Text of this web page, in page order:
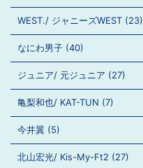
WEST./ ジャニーズWEST (23)
なにわ男子 (40)
ジュニア/ 元ジュニア (27)
亀梨和也/ KAT-TUN (7)
今井翼 (5)
北山宏光/ Kis-My-Ft2 (27)